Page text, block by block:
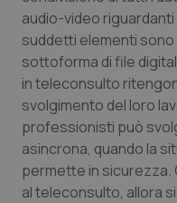
audio-video
suddetti elementi
sottoforma di file
in teleconsulto
svolgimento del loro
professionisti può
asincrona, quando la
permette in sicurezza.
al teleconsulto, allora